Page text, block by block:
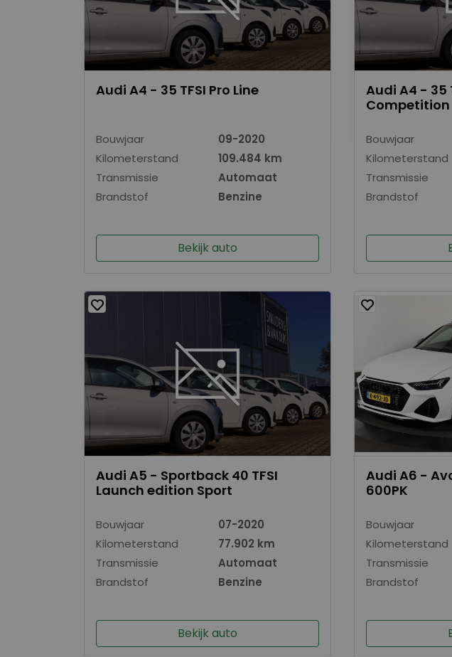
Audi A4 - 35 TFSI Pro Line
Bouwjaar
09-2020
Kilometerstand
109.484 km
Transmissie
Automaat
Brandstof
Benzine
Bekijk auto
Audi A4 - 35
Competition
Bouwjaar
Kilometerstand
Transmissie
Brandstof
Audi A5 - Sportback 40 TFSI
Launch edition Sport
Bouwjaar
07-2020
Kilometerstand
77.902 km
Transmissie
Automaat
Brandstof
Benzine
Bekijk auto
Audi A6 -
600PK
Bouwjaar
Kilometerstand
Transmissie
Brandstof